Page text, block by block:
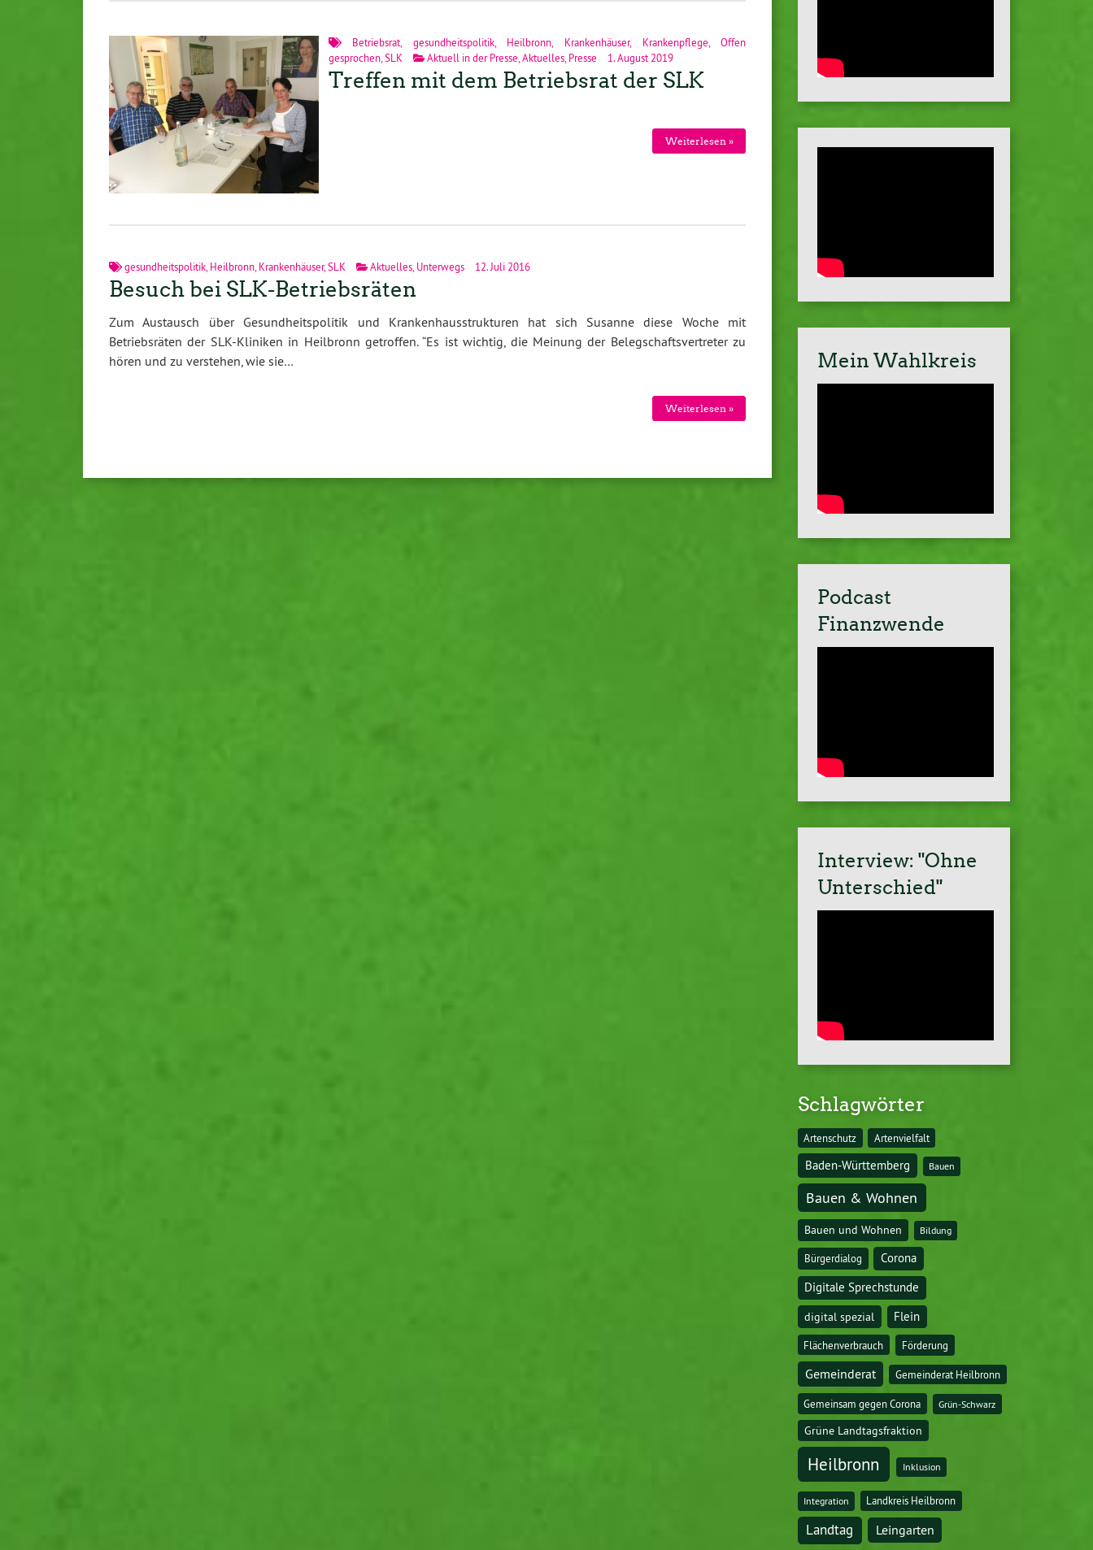
Betriebsrat gesundheitspolitik, Heilbronn Krankenhäuser, Krankenpflege ,Offen
gesprochen, SLK Aktuell in der Presse Aktuelles, Presse 1. August 2019
Treffen mit dem Betriebsrat der SLK
Weiterlesen »
gesundheitspolitik Heilbronn Krankenhäuser,SLK Aktuelles Unterwegs 12. Juli 2016
Besuch bei SLK-Betriebsräten
Zum Austausch über Gesundheitspolitik und Krankenhausstrukturen hat sich Susanne diese Woche mit
Betriebsräten der SLK-Kliniken in Heilbronn getroffen. “Es ist wichtig, die Meinung der Belegschaftsvertreter zu
hören und zu verstehen, wie sie…
Weiterlesen »
Mein Wahlkreis
Podcast
Finanzwende
Interview: "Ohne
Unterschied"
Schlagwörter
Artenschutz Artenvielfalt
Baden-Württemberg Bauen
Bauen & Wohnen
Bauen und Wohnen Bildung
Bürgerdialog Corona
Digitale Sprechstunde
digital spezial
Flein
Flächenverbrauch Förderung
Gemeinderat Gemeinderat Heilbronn
Gemeinsam gegen Corona Grün-Schwarz
Grüne Landtagsfraktion
Heilbronn Inklusion
Integration Landkreis Heilbronn
Landtag Leingarten